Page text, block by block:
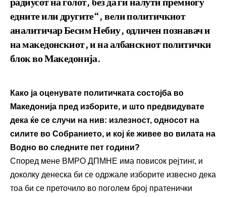
едните или другите“, вели политичкиот
аналитичар Бесим Небиу, одличен познавач и
на македонскиот, и на албанскиот политички
блок во Македонија.
Како ја оценувате политичката состојба во
Македонија пред изборите, и што предвидувате
дека ќе се случи на нив: излезност, односот на
силите во Собранието, и кој ќе живее во вилата на
Водно во следните пет години?
Според мене ВМРО ДПМНЕ има повисок рејтинг, и
доколку денеска би се одржале изборите извесно дека
тоа би се преточило во поголем број пратенички